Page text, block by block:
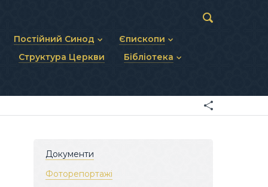
Постійний Синод
Статут Постійного Синоду
Єпископи
Діючі єпископи
Структура Церкви Бібліотека
Матеріали Синодів
Документи
Фоторепортажі